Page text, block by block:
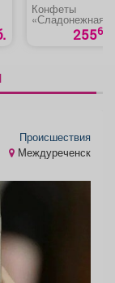
Конфеты
«Сладонежная
картошка»25560
Происшествия
Междуреченск